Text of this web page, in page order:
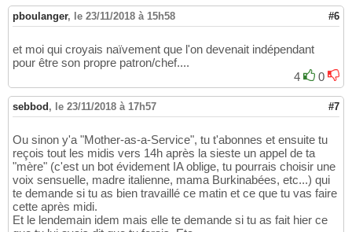
pboulanger, le 23/11/2018 à 15h58 #6
et moi qui croyais naïvement que l'on devenait indépendant
pour être son propre patron/chef....
4
0
sebbod , le 23/11/2018 à 17h57 #7
Ou sinon y'a "Mother-as-a-Service", tu t'abonnes et ensuite tu
reçois tout les midis vers 14h après la sieste un appel de ta
"mère" (c'est un bot évidement IA oblige, tu pourrais choisir une
voix sensuelle, madre italienne, mama Burkinabées, etc...) qui
te demande si tu as bien travaillé ce matin et ce que tu vas faire
cette après midi.
Et le lendemain idem mais elle te demande si tu as fait hier ce